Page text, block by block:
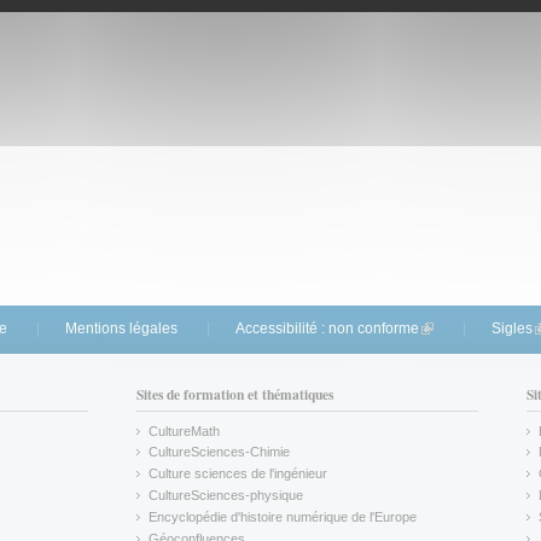
Mentions légales Accessibilité : non conforme (link is external)
Sigles
Sites de formation et thématiques
CultureMath
(link is external)
CultureSciences-Chimie
(link is external)
Culture sciences de l'ingénieur
CultureSciences-physique
(link is external)
Encyclopédie d'histoire numérique de l'Europe
(link is external)